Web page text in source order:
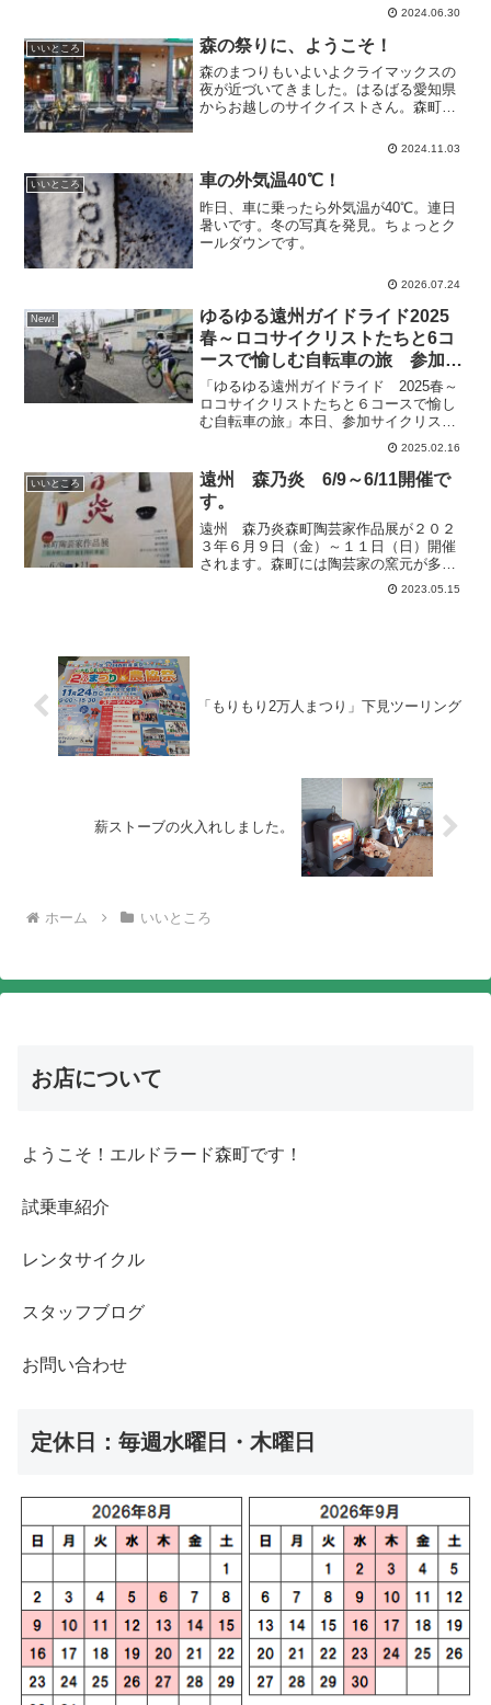
使ってぜひ遠くまで走ってください！お
ふたりでサイクルライフを楽しんでくだ
さい！
2024.06.30
いいところ 森の祭りに、ようこそ！
森のまつりもいよいよクライマックスの
夜が近づいてきました。はるばる愛知県
からお越しのサイクイストさん。森町フ
ので地元の人より、いいお店も場所も良
頂いてます。今夜は、見ご...
2024.11.03
いいところ 車の外気温40℃！
昨日、車に乗ったら外気温が40℃。連日
暑いです。冬の写真を発見。ちょっとク
ールダウンです。
2026.07.24
New!
ゆるゆる遠州ガイドライド2025
春～ロコサイクリストたちと6コ
ースで愉しむ自転車の旅 参加募
集開始！
「ゆるゆる遠州ガイドライド 2025春～
ロコサイクリストたちと６コースで愉し
む自転車の旅」本日、参加サイクリスト
募集スタートしました！開催日：２０２
５年４月１２日（土）、１３日（日）
※雨天実施毎年恒例の遠州路を巡る、６
コースの自転車ツアー...
2025.02.16
いいところ
遠州 森乃炎 6/9～6/11開催で
す。
遠州 森乃炎森町陶芸家作品展が２０２
３年６月９日（金）～１１日（日）開催
されます。森町には陶芸家の窯元が多数
あります。その陶芸家の作品が一度に見
られる作品展です。さらに、出展作家さ
2023.05.15
「もりもり2万人まつり」下見ツーリング
薪ストーブの火入れしました。
ホーム いいところ
お店について
ようこそ！エルドラード森町です！
試乗車紹介
レンタサイクル
スタッフブログ
お問い合わせ
定休日：毎週水曜日・木曜日